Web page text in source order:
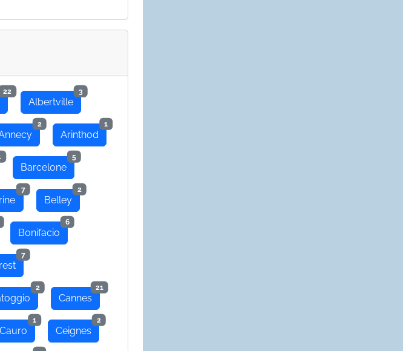
22
Albertville
3
2
Arinthod
1
Barcelone
5
7
Belley
2
Bonifacio
6
7
2
Cannes
21
Cauro
1
Ceignes
2